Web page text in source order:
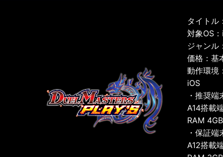
タイトル
対象OS
ジャンル
価格：基
動作環境
iOS
・推奨端
A14搭載
RAM
・保証端
A12搭載